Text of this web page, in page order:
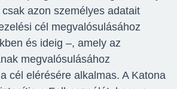
azon személyes adatait
cél megvalósulásához
és ideig –, amely az
megvalósulásához
cél elérésére alkalmas. A Katona